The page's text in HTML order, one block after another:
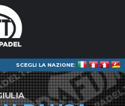
SCEGLI LA NAZIONE: